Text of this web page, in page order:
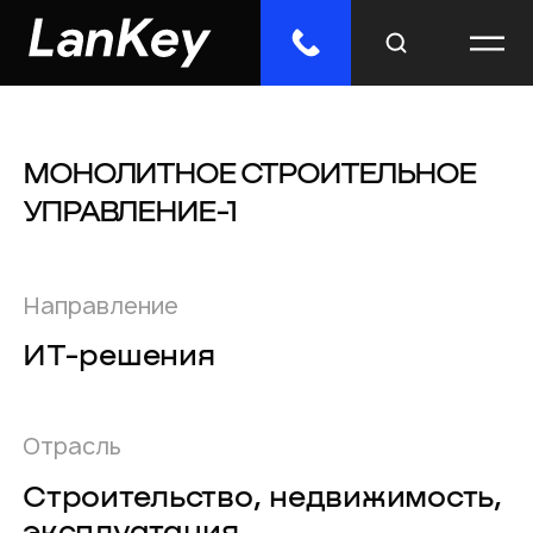
Меню
Главная
ИТ-решения
Импорто­замещение
МОНОЛИТНОЕ СТРОИТЕЛЬНОЕ
УПРАВЛЕНИЕ-1
Отрасль
Строительство, недвижимость,
Направление
ИТ-решения